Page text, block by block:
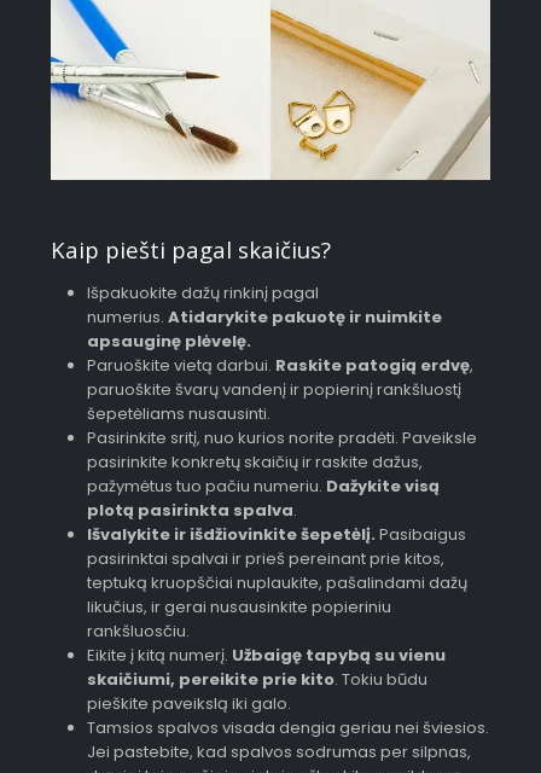
Kaip piešti pagal skaičius?
Išpakuokite dažų rinkinį pagal
numerius. Atidarykite pakuotę ir nuimkite
apsauginę plėvelę.
Paruoškite vietą darbui. Raskite patogią erdvę,
paruoškite švarų vandenį ir popierinį rankšluostį
šepetėliams nusausinti.
Pasirinkite sritį, nuo kurios norite pradėti. Paveiksle
pasirinkite konkretų skaičių ir raskite dažus,
pažymėtus tuo pačiu numeriu. Dažykite visą
plotą pasirinkta spalva.
Išvalykite ir išdžiovinkite šepetėlį. Pasibaigus
pasirinktai spalvai ir prieš pereinant prie kitos,
teptuką kruopščiai nuplaukite, pašalindami dažų
likučius, ir gerai nusausinkite popieriniu
rankšluosčiu.
Eikite į kitą numerį. Užbaigę tapybą su vienu
skaičiumi, pereikite prie kito. Tokiu būdu
pieškite paveikslą iki galo.
Tamsios spalvos visada dengia geriau nei šviesios.
Jei pastebite, kad spalvos sodrumas per silpnas,